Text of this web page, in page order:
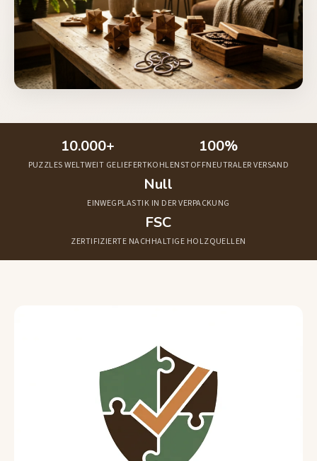
Unser Einfluss bisher
10.000+
PUZZLES WELTWEIT GELIEFERT
100%
KOHLENSTOFFNEUTRALER VERSAND
Null
EINWEGPLASTIK IN DER VERPACKUNG
FSC
ZERTIFIZIERTE NACHHALTIGE HOLZQUELLEN